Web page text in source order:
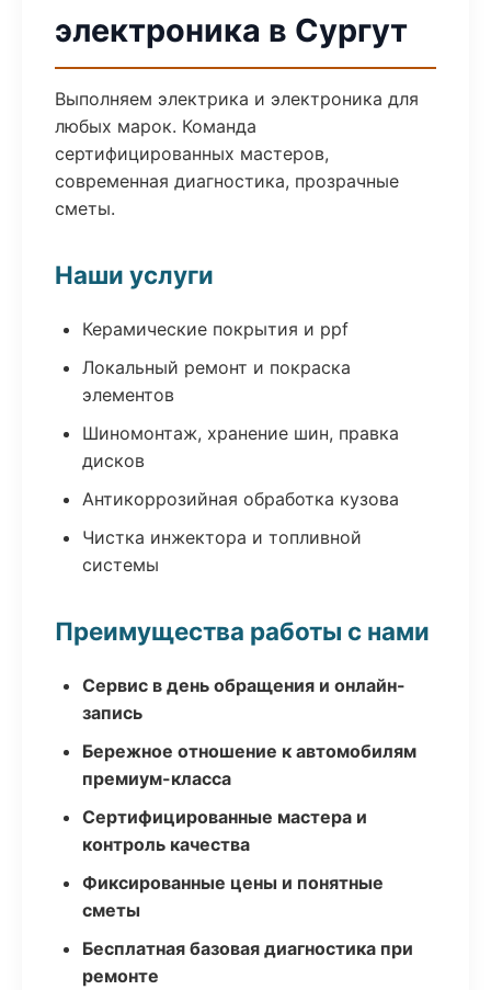
электроника в Сургут
Выполняем электрика и электроника для
любых марок. Команда
сертифицированных мастеров,
современная диагностика, прозрачные
сметы.
Наши услуги
Керамические покрытия и ppf
Локальный ремонт и покраска
элементов
Шиномонтаж, хранение шин, правка
дисков
Антикоррозийная обработка кузова
Чистка инжектора и топливной
системы
Преимущества работы с нами
Сервис в день обращения и онлайн-
запись
Бережное отношение к автомобилям
премиум-класса
Сертифицированные мастера и
контроль качества
Фиксированные цены и понятные
сметы
Бесплатная базовая диагностика при
ремонте